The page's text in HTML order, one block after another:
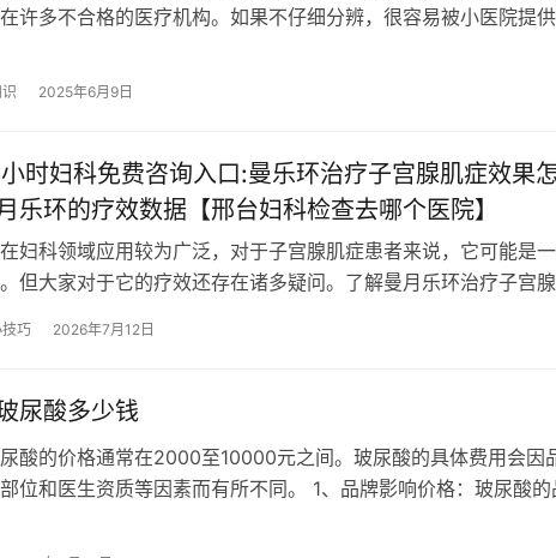
许多不合格的医疗机构。如果不仔细分辨，很容易被小医院提供
2025年6月9日
时妇科免费咨询入口:曼乐环治疗子宫腺肌症效果
乐环的疗效数据【邢台妇科检查去哪个医院】
妇科领域应用较为广泛，对于子宫腺肌症患者来说，它可能是
但大家对于它的疗效还存在诸多疑问。了解曼月乐环治疗子宫腺
及相关疗效数据，能让患者在治疗选择…
巧 2026年7月12日
尿酸多少钱
酸的价格通常在2000至10000元之间。玻尿酸的具体费用会因
位和医生资质等因素而有所不同。 1、品牌影响价格：玻尿酸的